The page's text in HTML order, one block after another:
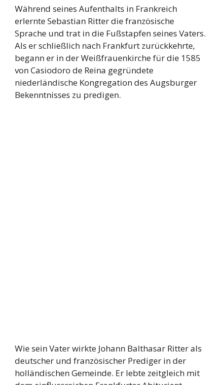
Während seines Aufenthalts in Frankreich
erlernte Sebastian Ritter die französische
Sprache und trat in die Fußstapfen seines Vaters.
Als er schließlich nach Frankfurt zurückkehrte,
begann er in der Weißfrauenkirche für die 1585
von Casiodoro de Reina gegründete
niederländische Kongregation des Augsburger
Bekenntnisses zu predigen.
Wie sein Vater wirkte Johann Balthasar Ritter als
deutscher und französischer Prediger in der
holländischen Gemeinde. Er lebte zeitgleich mit